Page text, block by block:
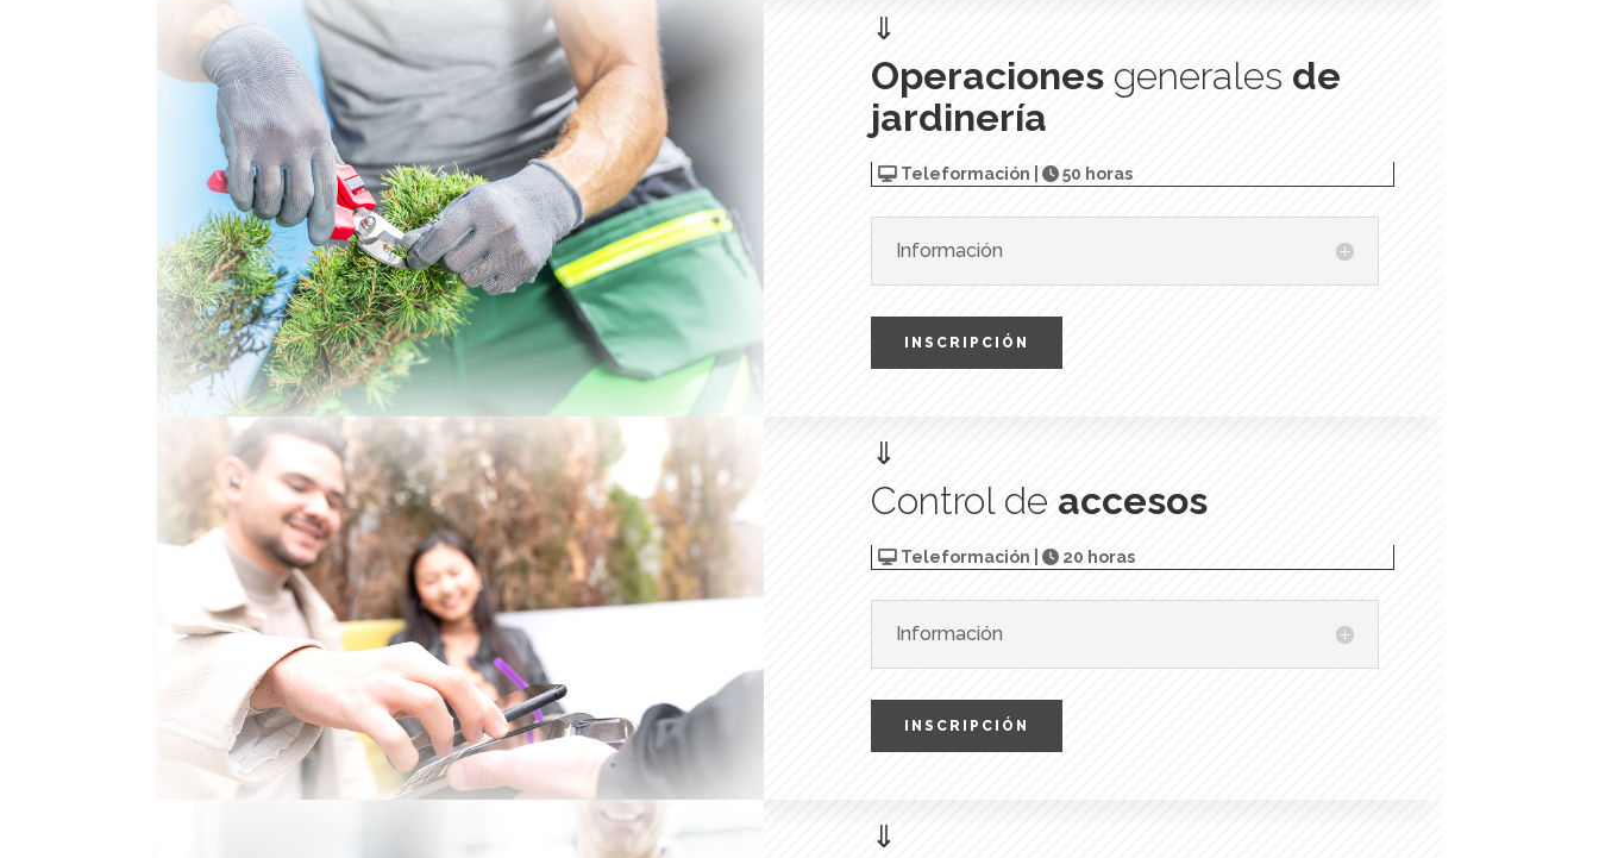
⇓
Operacionesgenerales de
jardinería
Teleformación | 50 horas
Información
INSCRIPCIÓN
⇓
Control de accesos
Teleformación | 20 horas
Información
INSCRIPCIÓN
⇓